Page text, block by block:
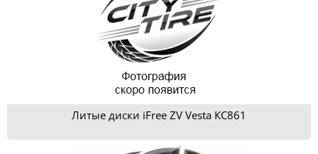
Литые диски iFree ZV Vesta КС861